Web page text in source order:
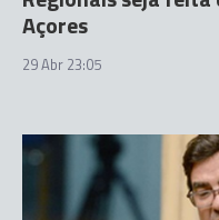
Açores
29 Abr 23:05